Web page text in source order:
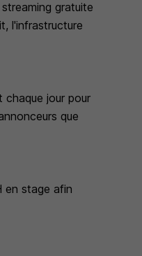
gratuite
l'infrastructure
chaque jour pour
que
en stage afin